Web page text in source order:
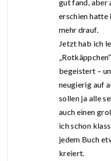
gut fand, aber
erschien hatte
mehr drauf.
Jetzt hab ich
begeistert –
neugierig auf
sollen ja alle
auch einen
ich schon
jedem Buch
kreiert.